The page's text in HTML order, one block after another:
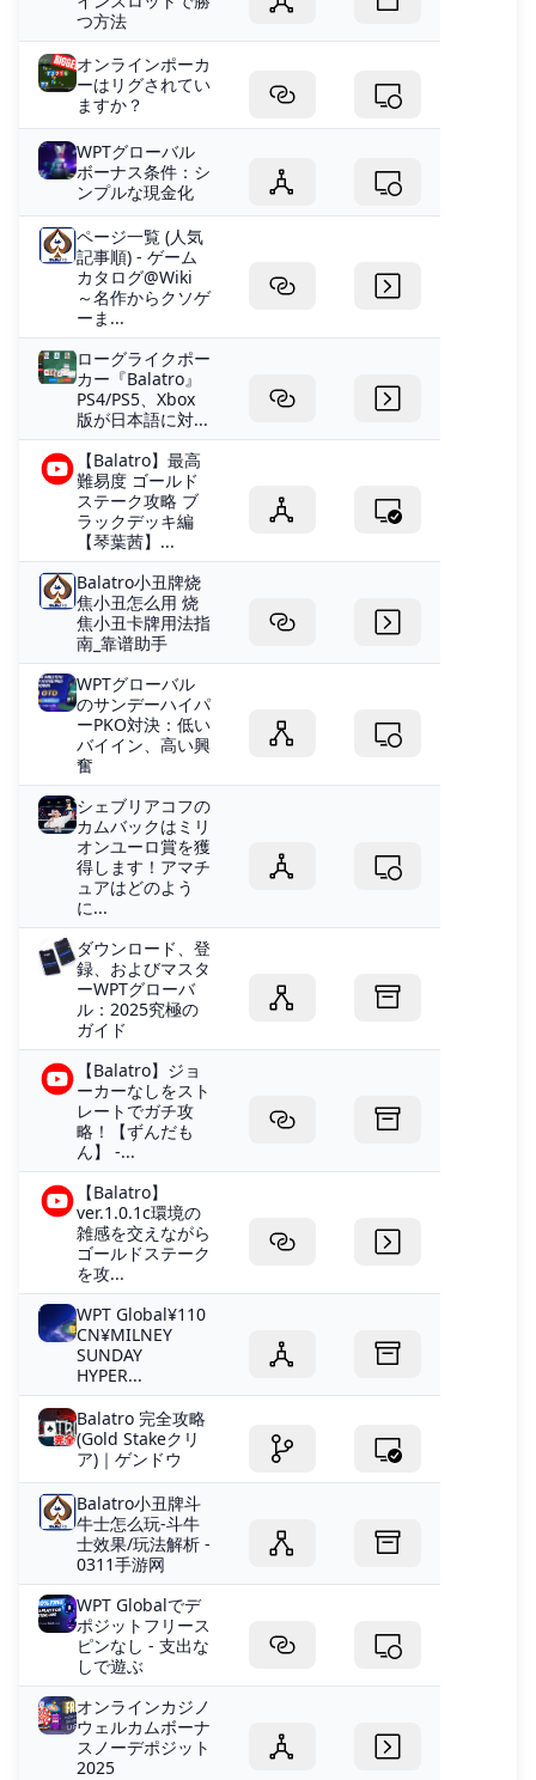
つ方法
オンラインポーカ
ーはリグされてい
ますか？
WPTグローバル
ボーナス条件：シ
ンプルな現金化
ページ一覧 (人気
記事順) - ゲーム
カタログ@Wiki
～名作からクソゲ
ーま...
ローグライクポー
カー『Balatro』
PS4/PS5、Xbox
版が日本語に対...
【Balatro】最高
難易度 ゴールド
ステーク攻略 ブ
ラックデッキ編
【琴葉茜】...
Balatro小丑牌烧
焦小丑怎么用 烧
焦小丑卡牌用法指
南_靠谱助手
WPTグローバル
のサンデーハイパ
ーPKO対決：低い
バイイン、高い興
奮
シェブリアコフの
カムバックはミリ
オンユーロ賞を獲
得します！アマチ
ュアはどのよう
に...
ダウンロード、登
録、およびマスタ
ーWPTグローバ
ル：2025究極の
ガイド
【Balatro】ジョ
ーカーなしをスト
レートでガチ攻
略！【ずんだも
ん】 -...
【Balatro】
ver.1.0.1c環境の
雑感を交えながら
ゴールドステーク
を攻...
WPT Global¥110
CN¥MILNEY
SUNDAY
HYPER...
Balatro 完全攻略
(Gold Stakeクリ
ア)｜ゲンドウ
Balatro小丑牌斗
牛士怎么玩-斗牛
士效果/玩法解析 -
0311手游网
WPT Globalでデ
ポジットフリース
ピンなし - 支出な
しで遊ぶ
オンラインカジノ
ウェルカムボーナ
スノーデポジ​​ット
2025